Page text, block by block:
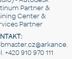
Partner &
Center &
Partner
+420 910 970 111